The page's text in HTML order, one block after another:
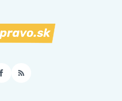
Facebook
RSS